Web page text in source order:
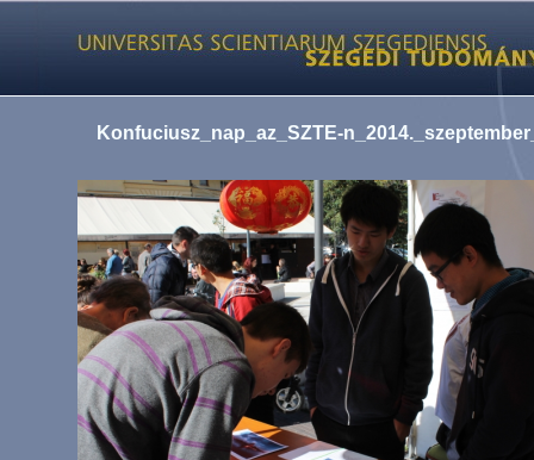
Konfuciusz_nap_az_SZTE-